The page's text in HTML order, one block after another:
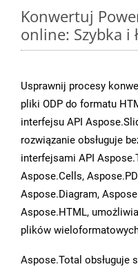
Konwertuj
online: Szybka i
Usprawnij procesy
pliki ODP do formatu
interfejsu API
rozwiązanie obsługuje
interfejsami API
Aspose.Cells,
Aspose.Diagram,
Aspose.HTML,
plików
Aspose.Total obsługuje